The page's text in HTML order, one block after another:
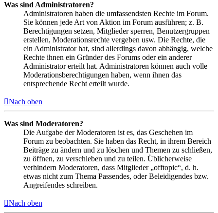
Was sind Administratoren?
Administratoren haben die umfassendsten Rechte im Forum.
Sie können jede Art von Aktion im Forum ausführen; z. B.
Berechtigungen setzen, Mitglieder sperren, Benutzergruppen
erstellen, Moderationsrechte vergeben usw. Die Rechte, die
ein Administrator hat, sind allerdings davon abhängig, welche
Rechte ihnen ein Gründer des Forums oder ein anderer
Administrator erteilt hat. Administratoren können auch volle
Moderationsberechtigungen haben, wenn ihnen das
entsprechende Recht erteilt wurde.
Nach oben
Was sind Moderatoren?
Die Aufgabe der Moderatoren ist es, das Geschehen im
Forum zu beobachten. Sie haben das Recht, in ihrem Bereich
Beiträge zu ändern und zu löschen und Themen zu schließen,
zu öffnen, zu verschieben und zu teilen. Üblicherweise
verhindern Moderatoren, dass Mitglieder „offtopic“, d. h.
etwas nicht zum Thema Passendes, oder Beleidigendes bzw.
Angreifendes schreiben.
Nach oben